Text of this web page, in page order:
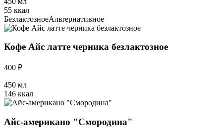
55 ккал
БезлактозноеАльтернативное
Кофе Айс латте черника безлактозное
400 ₽
450 мл
146 ккал
Айс-американо "Смородина"